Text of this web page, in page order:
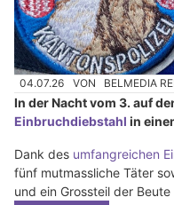
04.07.26 VON BELMEDIA
In der Nacht vom 3. auf
Einbruchdiebstahl in
Dank des umfangreichen
fünf mutmassliche Täter
und ein Grossteil der